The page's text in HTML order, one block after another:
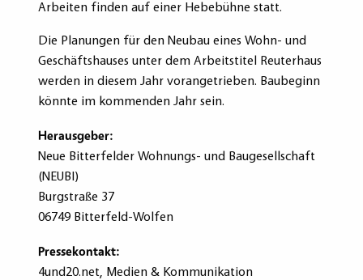
Arbeiten finden auf einer Hebebühne statt.
Die Planungen für den Neubau eines Wohn- und
Geschäftshauses unter dem Arbeitstitel Reuterhaus
werden in diesem Jahr vorangetrieben. Baubeginn
könnte im kommenden Jahr sein.
Herausgeber:
Neue Bitterfelder Wohnungs- und Baugesellschaft
(NEUBI)
Burgstraße 37
06749 Bitterfeld-Wolfen
Pressekontakt:
4und20.net, Medien & Kommunikation